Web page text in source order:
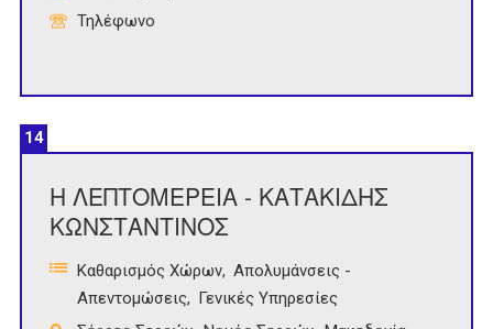
Τηλέφωνο
14
Η ΛΕΠΤΟΜΕΡΕΙΑ - ΚΑΤΑΚΙΔΗΣ
ΚΩNΣΤΑΝΤΙΝΟΣ
Καθαρισμός Χώρων Απολυμάνσεις -
Απεντομώσεις
Γενικές Υπηρεσίες